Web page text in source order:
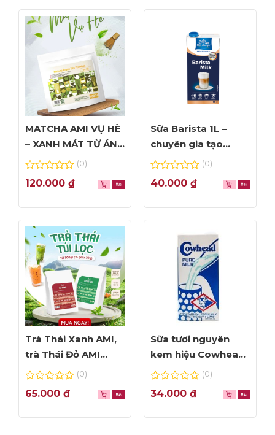
ADD: 56 Linh Lang, Ba Đình, Hà Nội
Hotline tư vấn 0989.330.683
MATCHA AMI VỤ HÈ
– XANH MÁT TỪ ÁNH
NHÌN ĐẦU TIÊN
0
out
5
(0)
120.000 ₫
Sữa Barista 1L –
chuyên gia tạo
Foam đỉnh cao
0
out
5
(0)
40.000 ₫
Trà Thái Xanh AMI,
trà Thái Đỏ AMI
thơm ngon, túi lọc
0
out
5
(0)
65.000 ₫
Sữa tươi nguyên
kem hiệu Cowhead
– hộp 1L
0
out
5
(0)
34.000 ₫